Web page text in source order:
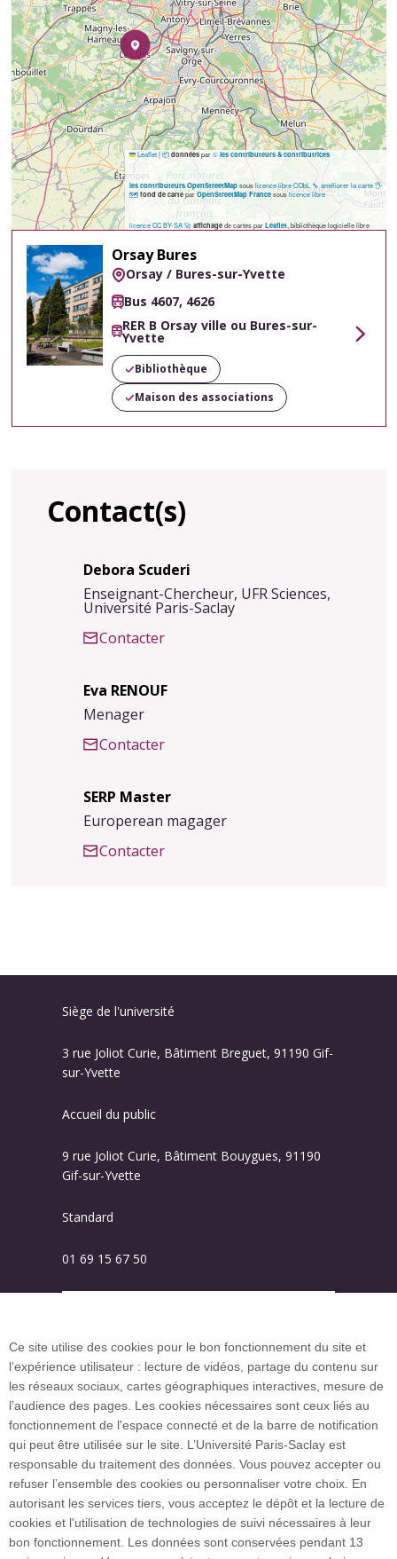
Leaflet|📦 données par© les contributeurs & contributrices
les contributeurs OpenStreetMapsouslicence libre ODbL 🔧 améliorer la carte 🖐️
🗺️ fond de carteparOpenStreetMap Francesouslicence libre
licence CC BY-SA 🚀 affichagede cartes par Leaflet, bibliothèque logicielle libre
Orsay Bures
Orsay / Bures-sur-Yvette
Bus 4607, 4626
RER B Orsay ville ou Bures-sur-
Yvette Voir
Bibliothèque
Maison des associations
Contact(s)
Debora Scuderi
Enseignant-Chercheur, UFR Sciences,
Université Paris-Saclay
Contacter
Eva RENOUF
Menager
Contacter
SERP Master
Europerean magager
Contacter
Siège de l'université
3 rue Joliot Curie, Bâtiment Breguet, 91190 Gif-
sur-Yvette
Accueil du public
9 rue Joliot Curie, Bâtiment Bouygues, 91190
Gif-sur-Yvette
Standard
01 69 15 67 50
Plan du site
Investissement d’avenir (CGI)
Accueil des publics internationaux
Ce site utilise des cookies pour le bon fonctionnement du site et
l’expérience utilisateur : lecture de vidéos, partage du contenu sur
les réseaux sociaux, cartes géographiques interactives, mesure de
l’audience des pages. Les cookies nécessaires sont ceux liés au
fonctionnement de l'espace connecté et de la barre de notification
qui peut être utilisée sur le site. L’Université Paris-Saclay est
responsable du traitement des données. Vous pouvez accepter ou
refuser l’ensemble des cookies ou personnaliser votre choix. En
autorisant les services tiers, vous acceptez le dépôt et la lecture de
cookies et l'utilisation de technologies de suivi nécessaires à leur
bon fonctionnement. Les données sont conservées pendant 13